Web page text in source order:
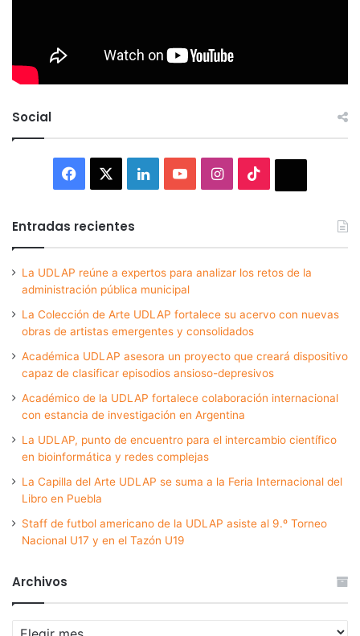
Social
Facebook LinkedInYouTubeInstagram
Entradas recientes
La UDLAP reúne a expertos para analizar los retos de la
administración pública municipal
La Colección de Arte UDLAP fortalece su acervo con nuevas
obras de artistas emergentes y consolidados
Académica UDLAP asesora un proyecto que creará dispositivo
capaz de clasificar episodios ansioso-depresivos
Académico de la UDLAP fortalece colaboración internacional
con estancia de investigación en Argentina
La UDLAP, punto de encuentro para el intercambio científico
en bioinformática y redes complejas
La Capilla del Arte UDLAP se suma a la Feria Internacional del
Libro en Puebla
Staff de futbol americano de la UDLAP asiste al 9.º Torneo
Nacional U17 y en el Tazón U19
Archivos
Archivos